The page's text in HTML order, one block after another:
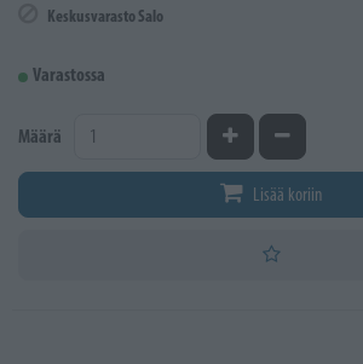
Keskusvarasto Salo
Varastossa
Määrä Kasvata määrääVähennä määrää
Lisää koriin